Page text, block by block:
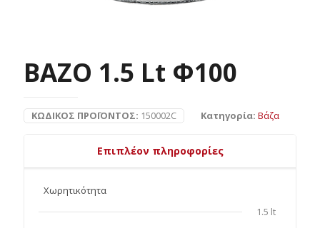
ΒΑΖΟ 1.5 Lt Φ100
ΚΩΔΙΚΌΣ ΠΡΟΪΌΝΤΟΣ: 150002C Κατηγορία: Βάζα
Επιπλέον πληροφορίες
Χωρητικότητα
1.5 lt